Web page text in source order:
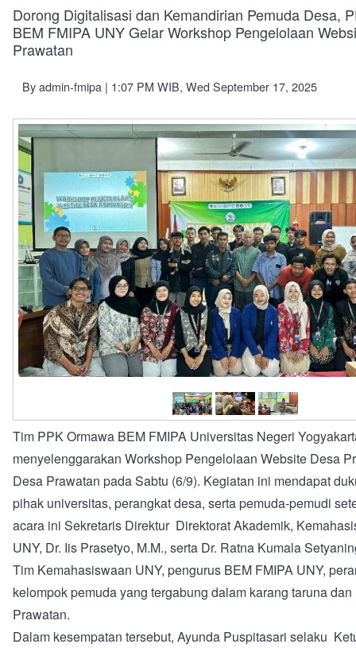
Menu
Dorong Digitalisasi dan Kemandirian Pemuda Desa,
BEM FMIPA UNY Gelar Workshop Pengelolaan
Prawatan
Byadmin-fmipa | 1:07 PM WIB, Wed September 17, 2025
Tim PPK Ormawa BEM FMIPA Universitas Negeri
menyelenggarakan Workshop Pengelolaan Website Desa
Desa Prawatan pada Sabtu (6/9). Kegiatan ini mendapat
pihak universitas, perangkat desa, serta pemuda-pemudi
acara ini Sekretaris Direktur Direktorat Akademik,
UNY, Dr. Iis Prasetyo, M.M., serta Dr. Ratna Kumala
Tim Kemahasiswaan UNY, pengurus BEM FMIPA UNY,
kelompok pemuda yang tergabung dalam karang taruna
Prawatan.
Dalam kesempatan tersebut, Ayunda Puspitasari selaku